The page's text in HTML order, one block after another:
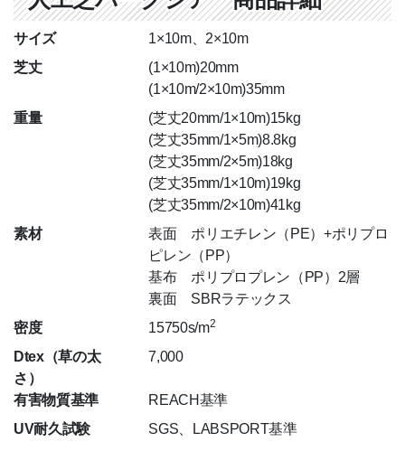
サイズ
1×10m、2×10m
芝丈
(1×10m)20mm
(1×10m/2×10m)35mm
重量
(芝丈20mm/1×10m)15kg
(芝丈35mm/1×5m)8.8kg
(芝丈35mm/2×5m)18kg
(芝丈35mm/1×10m)19kg
(芝丈35mm/2×10m)41kg
素材
表面 ポリエチレン（PE）+ポリプロ
ピレン（PP）
基布 ポリプロプレン（PP）2層
裏面 SBRラテックス
密度
15750s/m2
Dtex（草の太
さ）
7,000
有害物質基準
REACH基準
UV耐久試験
SGS、LABSPORT基準